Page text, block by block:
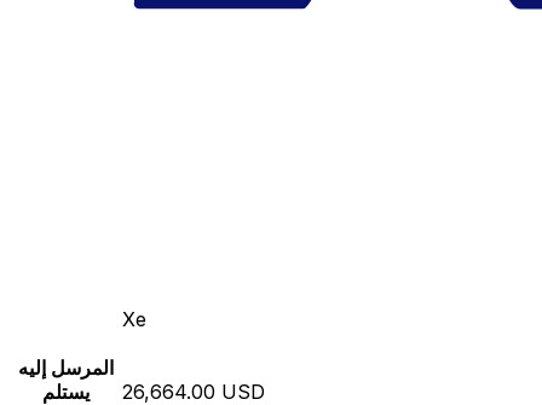
Xe
المرسل إليه
يستلم
26,664.00 USD